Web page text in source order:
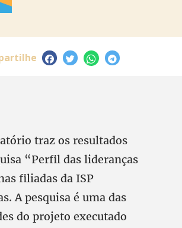
traz os resultados
“Perfil das lideranças
filiadas da ISP
A pesquisa é uma das
do projeto executado